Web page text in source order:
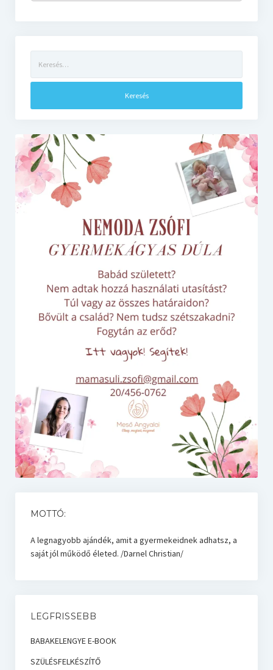
MOTTÓ:
A legnagyobb ajándék, amit a gyermekeidnek adhatsz, a
saját jól működő életed. /Darnel Christian/
LEGFRISSEBB
BABAKELENGYE E-BOOK
SZÜLÉSFELKÉSZÍTŐ